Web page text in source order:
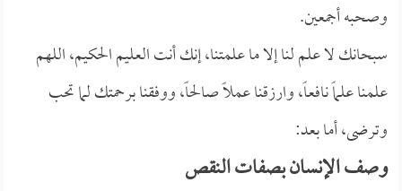
وصحبه أجمعين.
سبحانك لا علم لنا إلا ما علمتنا، إنك أنت العليم الحكيم، اللهم
علمنا علماً نافعاً، وارزقنا عملاً صالحاً، ووفقنا برحمتك لما تحب
وترضى، أما بعد:
وصف الإنسان بصفات النقص